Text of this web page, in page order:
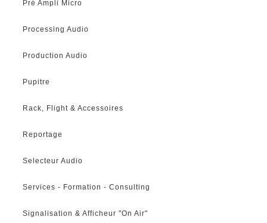
Pré Ampli Micro
Processing Audio
Production Audio
Pupitre
Rack, Flight & Accessoires
Reportage
Selecteur Audio
Services - Formation - Consulting
Signalisation & Afficheur "On Air"